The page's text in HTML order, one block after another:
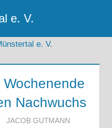
e. V.
Nachwuchs
JACOB GUTMANN